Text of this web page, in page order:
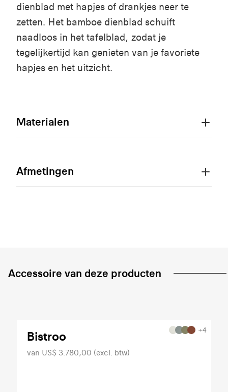
dienblad met hapjes of drankjes neer te
zetten. Het bamboe dienblad schuift
naadloos in het tafelblad, zodat je
tegelijkertijd kan genieten van je favoriete
hapjes en het uitzicht.
Materialen
Afmetingen
Accessoire van deze producten
+4
Bistroo
van US$ 3.780,00 (excl. btw)